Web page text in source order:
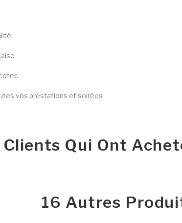
vos prestations et soirées
Clients Qui Ont
16 Autres